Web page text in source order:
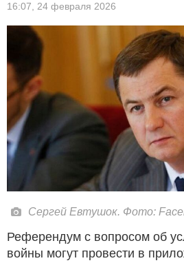
16:07, 24 февраля 2026
Сергей Евтушок. Фото:
Референдум с вопросом об
войны могут провести в